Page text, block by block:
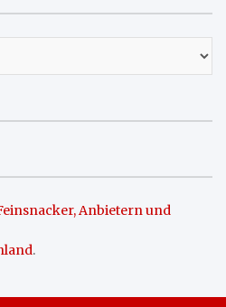
Anbietern und
.